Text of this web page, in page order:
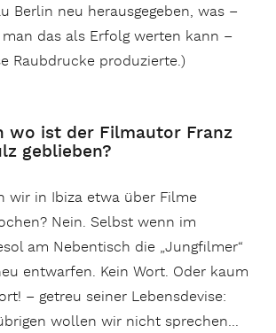
Berlin neu herausgegeben, was –
das als Erfolg werten kann –
Raubdrucke produzierte.)
wo ist der Filmautor Franz
geblieben?
wir in Ibiza etwa über Filme
Nein. Selbst wenn im
am Nebentisch die „Jungfilmer“
entwarfen. Kein Wort. Oder kaum
– getreu seiner Lebensdevise:
wollen wir nicht sprechen…